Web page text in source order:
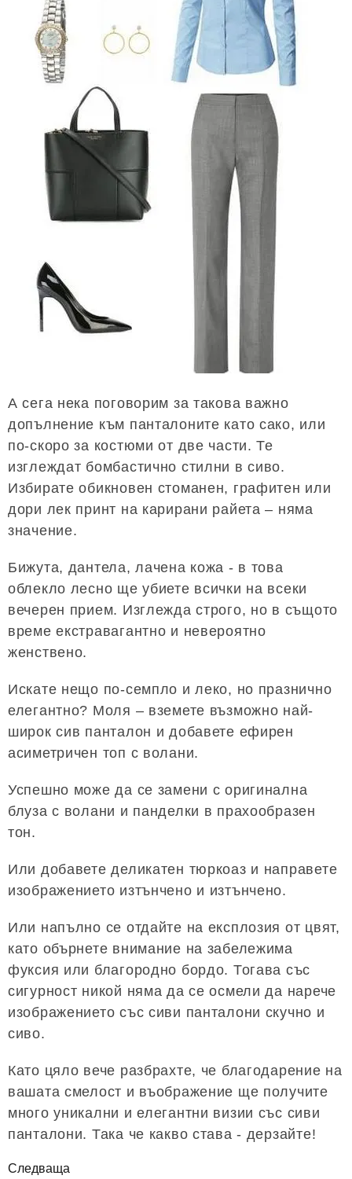
А сега нека поговорим за такова важно
допълнение към панталоните като сако, или
по-скоро за костюми от две части. Те
изглеждат бомбастично стилни в сиво.
Избирате обикновен стоманен, графитен или
дори лек принт на карирани райета – няма
значение.
Бижута, дантела, лачена кожа - в това
облекло лесно ще убиете всички на всеки
вечерен прием. Изглежда строго, но в същото
време екстравагантно и невероятно
женствено.
Искате нещо по-семпло и леко, но празнично
елегантно? Моля – вземете възможно най-
широк сив панталон и добавете ефирен
асиметричен топ с волани.
Успешно може да се замени с оригинална
блуза с волани и панделки в прахообразен
тон.
Или добавете деликатен тюркоаз и направете
изображението изтънчено и изтънчено.
Или напълно се отдайте на експлозия от цвят,
като обърнете внимание на забележима
фуксия или благородно бордо. Тогава със
сигурност никой няма да се осмели да нарече
изображението със сиви панталони скучно и
сиво.
Като цяло вече разбрахте, че благодарение на
вашата смелост и въображение ще получите
много уникални и елегантни визии със сиви
панталони. Така че какво става - дерзайте!
Следваща